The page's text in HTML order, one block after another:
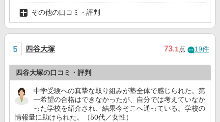
その他の口コミ・評判
四谷大塚 73.1点 19件
四谷大塚の口コミ・評判
中学受験への真摯な取り組みが塾全体で感じられた。第
一希望の合格はできなかったが、自分では考えていなか
った学校を紹介され、結果今そこへ通っている。学校の
情報量に助けられた。（50代／女性）